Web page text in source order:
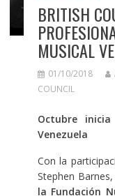
BRITISH
MUSICAL
01/10/2018
COUNCIL
Octubre
Venezuela
Con la
Stephen Barnes,
la Fundación